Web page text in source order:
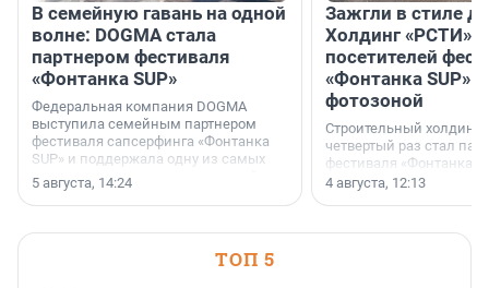
В семейную гавань на одной
волне: DOGMA стала
партнером фестиваля
«Фонтанка SUP»
Федеральная компания DOGMA
выступила семейным партнером
фестиваля сапсерфинга «Фонтанка
SUP» и поддержала одну из самых
ярких и романтичных номинаций —
«SUP-свадьба».
5 августа, 14:24
Зажгли в стиле
Холдинг «РСТИ»
посетителей
«Фонтанка SUP»
фотозоной
Строительный холдинг
четвертый раз стал
фестиваля «Фонтанка
раз компания
посетителям
необычной фотозоне.
4 августа, 12:13
ТОП 5